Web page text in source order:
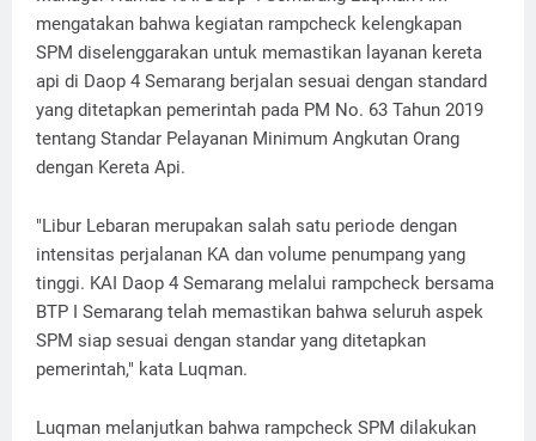
mengatakan bahwa kegiatan rampcheck kelengkapan
SPM diselenggarakan untuk memastikan layanan kereta
api di Daop 4 Semarang berjalan sesuai dengan standard
yang ditetapkan pemerintah pada PM No. 63 Tahun 2019
tentang Standar Pelayanan Minimum Angkutan Orang
dengan Kereta Api.
"Libur Lebaran merupakan salah satu periode dengan
intensitas perjalanan KA dan volume penumpang yang
tinggi. KAI Daop 4 Semarang melalui rampcheck bersama
BTP I Semarang telah memastikan bahwa seluruh aspek
SPM siap sesuai dengan standar yang ditetapkan
pemerintah," kata Luqman.
Luqman melanjutkan bahwa rampcheck SPM dilakukan